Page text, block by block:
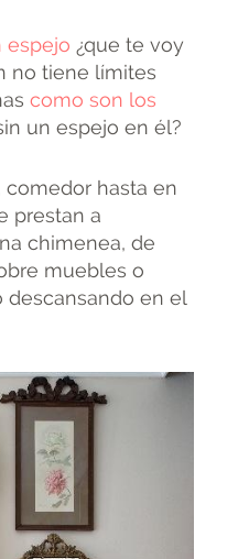
espejo ¿que te voy
no tiene límites
como son los
un espejo en él?
comedor hasta en
prestan a
chimenea, de
muebles o
en el